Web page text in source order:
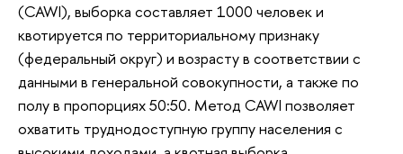
(CAWI), выборка составляет 1000 человек и
квотируется по территориальному признаку
(федеральный округ) и возрасту в соответствии с
данными в генеральной совокупности, а также по
полу в пропорциях 50:50. Метод CAWI позволяет
охватить труднодоступную группу населения с